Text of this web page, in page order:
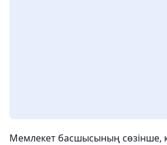
Мемлекет басшысының сөзінше,